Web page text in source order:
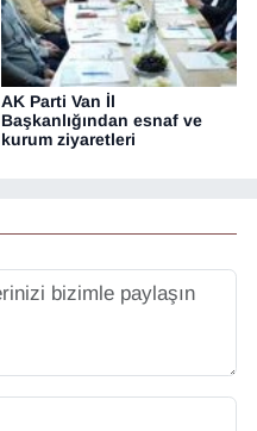
AK Parti Van İl
Başkanlığından esnaf ve
kurum ziyaretleri